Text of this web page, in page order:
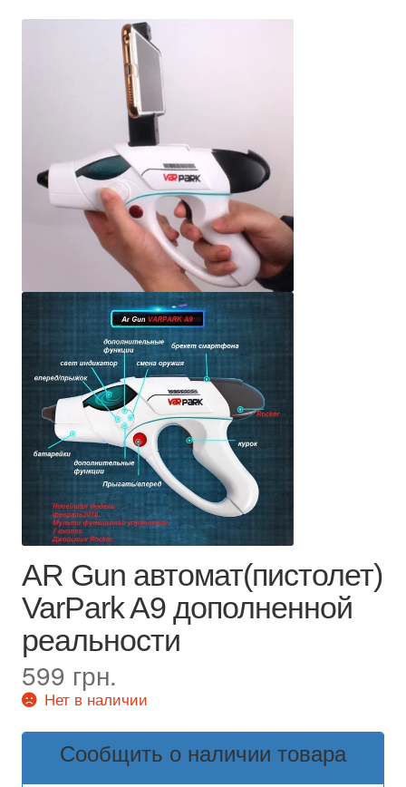
AR Gun автомат(пистолет)
VarPark A9 дополненной
реальности
599 грн.
Нет в наличии
Сообщить о наличии товара